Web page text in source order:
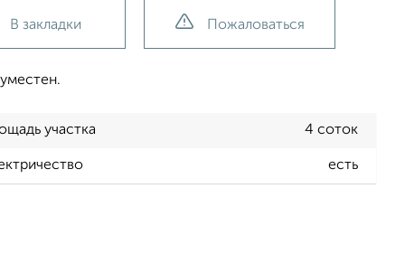
В закладки Пожаловаться
участка 4 соток
есть